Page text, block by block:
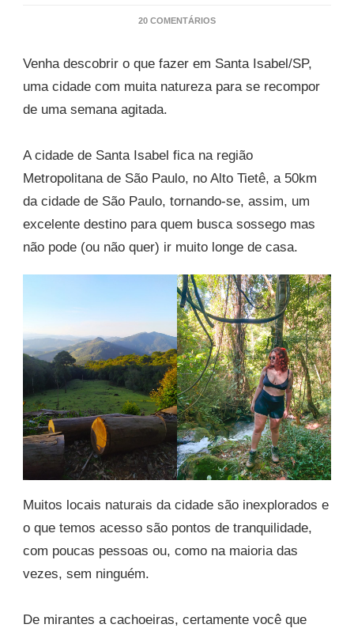
20 COMENTÁRIOSEM
FAZER
SANTA
ATRATIVOS
Venha descobrir o que fazer em Santa Isabel/SP,
uma cidade com muita natureza para se recompor
de uma semana agitada.
A cidade de Santa Isabel fica na região
Metropolitana de São Paulo, no Alto Tietê, a 50km
da cidade de São Paulo, tornando-se, assim, um
excelente destino para quem busca sossego mas
não pode (ou não quer) ir muito longe de casa.
Muitos locais naturais da cidade são inexplorados e
o que temos acesso são pontos de tranquilidade,
com poucas pessoas ou, como na maioria das
vezes, sem ninguém.
De mirantes a cachoeiras, certamente você que